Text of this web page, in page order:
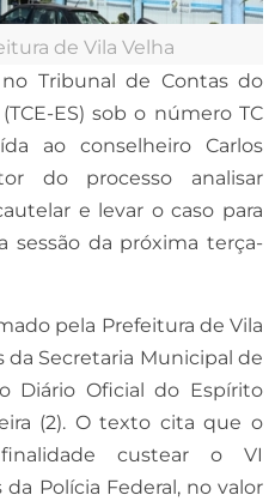
de Vila Velha
Tribunal de Contas do
ES) sob o número TC
ao conselheiro Carlos
do processo analisar
e levar o caso para
sessão da próxima terça-
pela Prefeitura de Vila
da Secretaria Municipal de
Diário Oficial do Espírito
(2). O texto cita que o
custear o VI
Polícia Federal, no valor